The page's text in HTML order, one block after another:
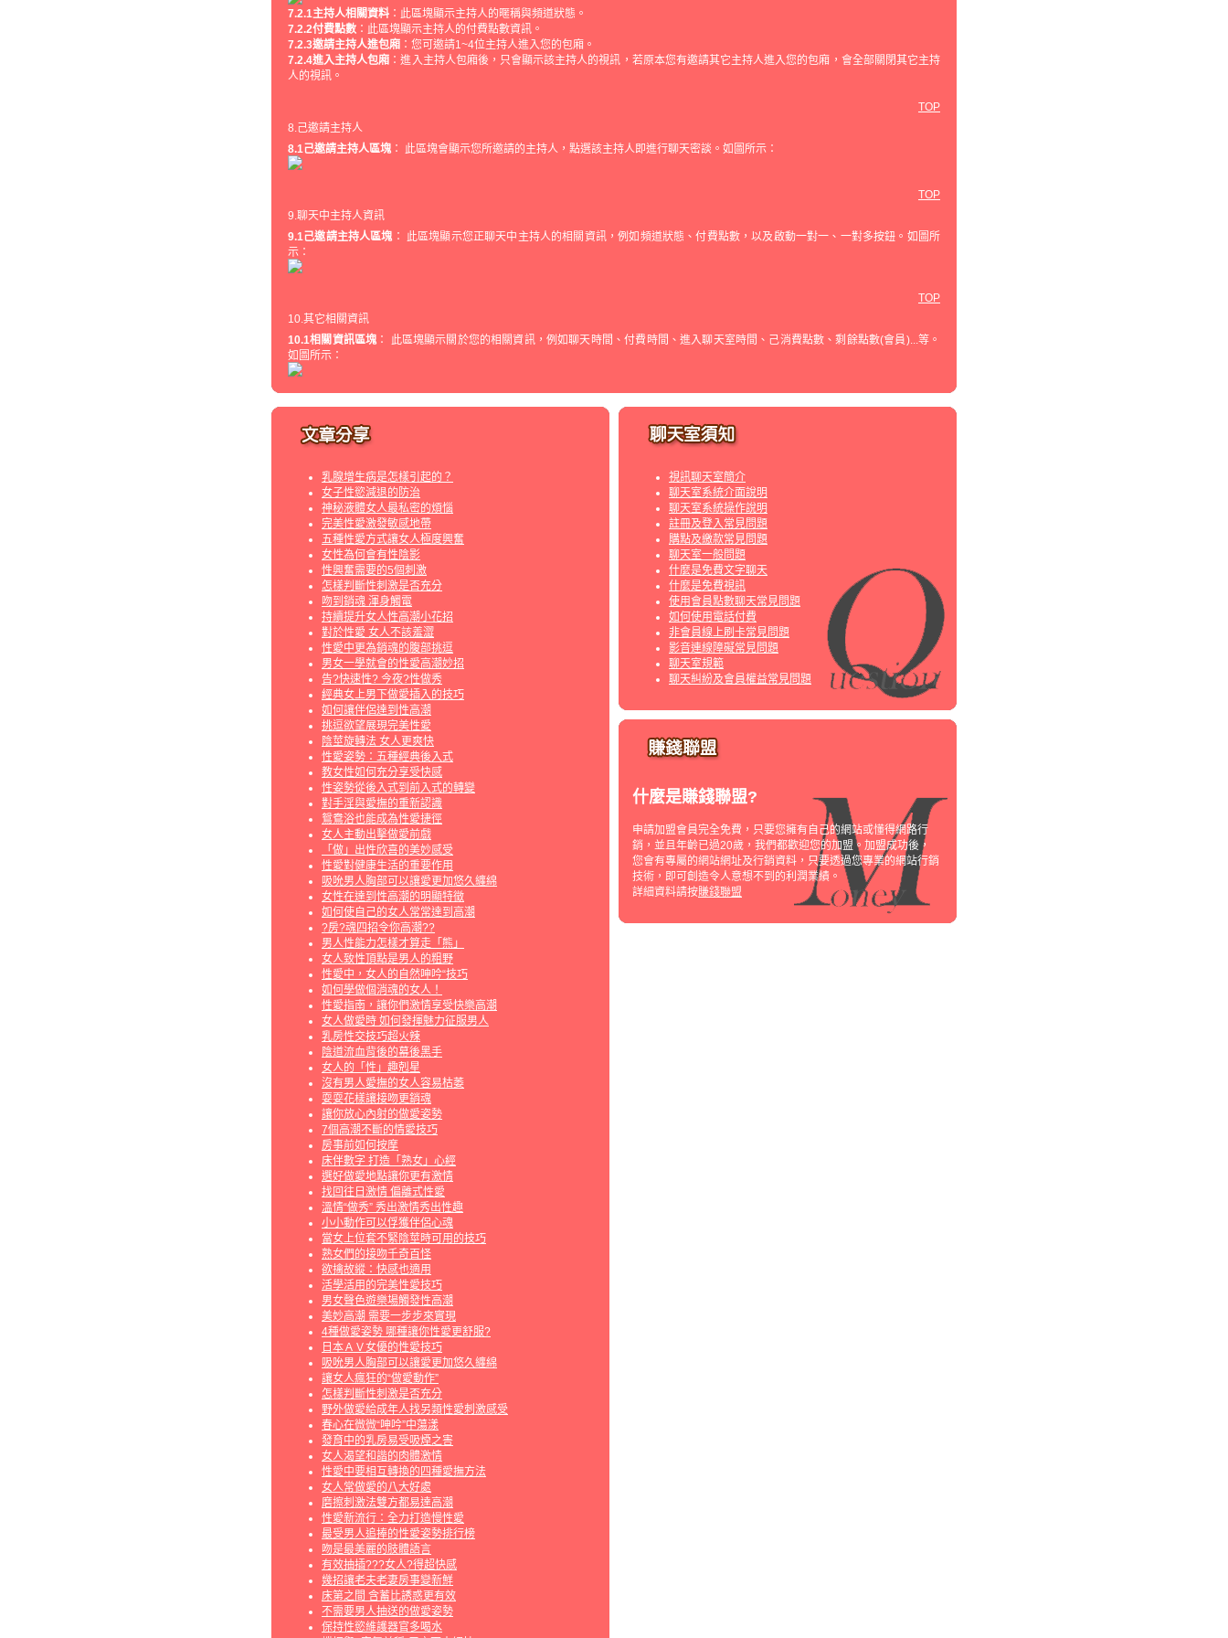
7.2.1主持人相關資料 ：此區塊顯示主持人的暱稱與頻道狀態。
7.2.2付費點數 ：此區塊顯示主持人的付費點數資訊。
7.2.3邀請主持人進包廂 ：您可邀請1~4位主持人進入您的包廂。
7.2.4進入主持人包廂 ：進入主持人包廂後，只會顯示該主持人的視訊，若原本您有邀請其它主持人進入您的包廂，會全部關閉其它主持
人的視訊。
TOP
8.己邀請主持人
8.1己邀請主持人區塊 ： 此區塊會顯示您所邀請的主持人，點選該主持人即進行聊天密談。如圖所示：
TOP
9.聊天中主持人資訊
9.1己邀請主持人區塊 ： 此區塊顯示您正聊天中主持人的相關資訊，例如頻道狀態、付費點數，以及啟動一對一、一對多按鈕。如圖所
示：
TOP
10.其它相關資訊
10.1相關資訊區塊 ： 此區塊顯示關於您的相關資訊，例如聊天時間、付費時間、進入聊天室時間、己消費點數、剩餘點數(會員)...等。
如圖所示：
乳腺增生病是怎樣引起的？
女子性慾減退的防治
神秘液體女人最私密的煩惱
完美性愛激發敏感地帶
五種性愛方式讓女人極度興奮
女性為何會有性陰影
性興奮需要的5個刺激
怎樣判斷性刺激是否充分
吻到銷魂 渾身觸電
持續提升女人性高潮小花招
對於性愛 女人不該羞澀
性愛中更為銷魂的腹部挑逗
男女一學就會的性愛高潮妙招
告?快速性? 今夜?性做秀
經典女上男下做愛插入的技巧
如何讓伴侶達到性高潮
挑逗欲望展現完美性愛
陰莖旋轉法 女人更爽快
性愛姿勢：五種經典後入式
教女性如何充分享受快感
性姿勢從後入式到前入式的轉變
對手淫與愛撫的重新認識
鴛鴦浴也能成為性愛捷徑
女人主動出擊做愛前戲
「做」出性欣喜的美妙感受
性愛對健康生活的重要作用
吸吮男人胸部可以讓愛更加悠久纏綿
女性在達到性高潮的明顯特徵
如何使自己的女人常常達到高潮
?房?魂四招令你高潮??
男人性能力怎樣才算走「熊」
女人致性頂點是男人的粗野
性愛中，女人的自然呻吟“技巧
如何學做個消魂的女人！
性愛指南，讓你們激情享受快樂高潮
女人做愛時 如何發揮魅力征服男人
乳房性交技巧超火辣
陰道流血背後的幕後黑手
女人的「性」趣剋星
沒有男人愛撫的女人容易枯萎
耍耍花樣讓接吻更銷魂
讓你放心內射的做愛姿勢
7個高潮不斷的情愛技巧
房事前如何按摩
床伴數字 打造「熟女」心經
選好做愛地點讓你更有激情
找回往日激情 偏離式性愛
溫情“做秀” 秀出激情秀出性趣
小小動作可以俘獲伴侶心魂
當女上位套不緊陰莖時可用的技巧
熟女們的接吻千奇百怪
欲擒故縱：快感也適用
活學活用的完美性愛技巧
男女聲色遊樂場觸發性高潮
美妙高潮 需要一步步來實現
4種做愛姿勢 哪種讓你性愛更舒服?
日本ＡＶ女優的性愛技巧
吸吮男人胸部可以讓愛更加悠久纏綿
讓女人瘋狂的“做愛動作”
怎樣判斷性刺激是否充分
野外做愛給成年人找另類性愛刺激感受
春心在微微“呻吟”中蕩漾
發育中的乳房易受吸煙之害
女人渴望和諧的肉體激情
性愛中要相互轉換的四種愛撫方法
女人常做愛的八大好處
磨擦刺激法雙方都易達高潮
性愛新流行：全力打造慢性愛
最受男人追捧的性愛姿勢排行榜
吻是最美麗的肢體語言
有效抽插???女人?得超快感
幾招讓老夫老妻房事變新鮮
床第之間 含蓄比誘惑更有效
不需要男人抽送的做愛姿勢
保持性慾維護器官多喝水
視訊聊天室簡介
聊天室系統介面說明
聊天室系統操作說明
註冊及登入常見問題
購點及繳款常見問題
聊天室一般問題
什麼是免費文字聊天
什麼是免費視訊
使用會員點數聊天常見問題
如何使用電話付費
非會員線上刷卡常見問題
影音連線障礙常見問題
聊天室規範
聊天糾紛及會員權益常見問題
什麼是賺錢聯盟?
申請加盟會員完全免費，只要您擁有自己的網站或懂得網路行
銷，並且年齡已過20歲，我們都歡迎您的加盟。加盟成功後，
您會有專屬的網站網址及行銷資料，只要透過您專業的網站行銷
技術，即可創造令人意想不到的利潤業績。
詳細資料請按賺錢聯盟